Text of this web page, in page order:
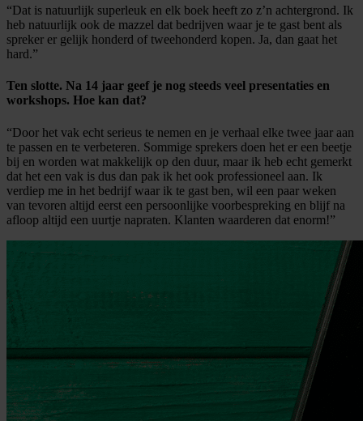
“Dat is natuurlijk superleuk en elk boek heeft zo z’n achtergrond. Ik
heb natuurlijk ook de mazzel dat bedrijven waar je te gast bent als
spreker er gelijk honderd of tweehonderd kopen. Ja, dan gaat het
hard.”
Ten slotte. Na 14 jaar geef je nog steeds veel presentaties en
workshops. Hoe kan dat?
“Door het vak echt serieus te nemen en je verhaal elke twee jaar aan
te passen en te verbeteren. Sommige sprekers doen het er een beetje
bij en worden wat makkelijk op den duur, maar ik heb echt gemerkt
dat het een vak is dus dan pak ik het ook professioneel aan. Ik
verdiep me in het bedrijf waar ik te gast ben, wil een paar weken
van tevoren altijd eerst een persoonlijke voorbespreking en blijf na
afloop altijd een uurtje napraten. Klanten waarderen dat enorm!”